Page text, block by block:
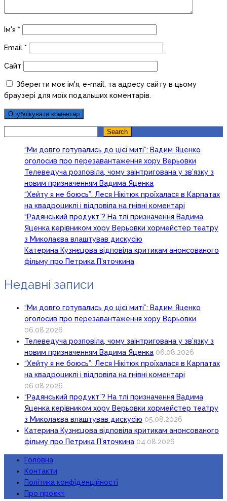
Ім'я *
Email *
Сайт
Зберегти моє ім'я, e-mail, та адресу сайту в цьому
браузері для моїх подальших коментарів.
Search
“Ми довго готувались до цієї миті”: Вадим Яценко
оголосив про перезавантаження хору Верьовки
Телеведуча розповіла, чому заінтригована у зв’язку з
новим призначенням Вадима Яценка
“Хейту я не боюсь”: Леся Нікітюк проїхалася в Карпатах
на квадроциклі і відповіла на гнівні коментарі
“Радянський продукт”? На тлі призначення Вадима
Яценка керівником хору Верьовки хормейстер театру
з Миколаєва влаштував дискусію
Катерина Кузнєцова відповіла критикам анонсованого
фільму про Петрика П’яточкина
Недавні записи
“Ми довго готувались до цієї миті”: Вадим Яценко
оголосив про перезавантаження хору Верьовки
06.08.2026
Телеведуча розповіла, чому заінтригована у зв’язку з
новим призначенням Вадима Яценка 06.08.2026
“Хейту я не боюсь”: Леся Нікітюк проїхалася в Карпатах
на квадроциклі і відповіла на гнівні коментарі
06.08.2026
“Радянський продукт”? На тлі призначення Вадима
Яценка керівником хору Верьовки хормейстер театру
з Миколаєва влаштував дискусію 05.08.2026
Катерина Кузнєцова відповіла критикам анонсованого
фільму про Петрика П’яточкина 04.08.2026
Головна
Контакти
Політика конфіденційності
Про проєкт